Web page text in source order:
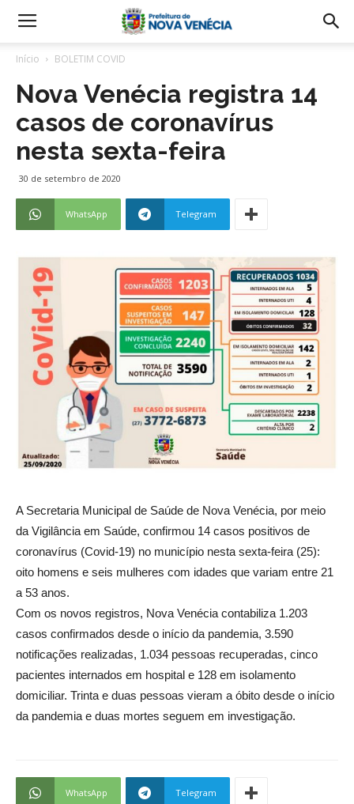
Início BOLETIM COVID
Nova Venécia registra 14
casos de coronavírus
nesta sexta-feira
30 de setembro de 2020
WhatsApp Telegram
A Secretaria Municipal de Saúde de Nova Venécia, por meio
da Vigilância em Saúde, confirmou 14 casos positivos de
coronavírus (Covid-19) no município nesta sexta-feira (25):
oito homens e seis mulheres com idades que variam entre 21
a 53 anos.
Com os novos registros, Nova Venécia contabiliza 1.203
casos confirmados desde o início da pandemia, 3.590
notificações realizadas, 1.034 pessoas recuperadas, cinco
pacientes internados em hospital e 128 em isolamento
domiciliar. Trinta e duas pessoas vieram a óbito desde o início
da pandemia e duas mortes seguem em investigação.
WhatsApp Telegram